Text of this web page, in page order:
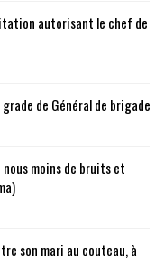
autorisant le chef de
de Général de brigade
moins de bruits et
son mari au couteau, à